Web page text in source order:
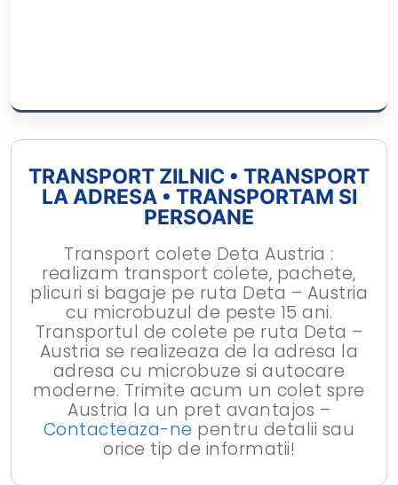
TRANSPORT ZILNIC • TRANSPORT
LA ADRESA • TRANSPORTAM SI
PERSOANE
Transport colete Deta Austria :
realizam transport colete, pachete,
plicuri si bagaje pe ruta Deta – Austria
cu microbuzul de peste 15 ani.
Transportul de colete pe ruta Deta –
Austria se realizeaza de la adresa la
adresa cu microbuze si autocare
moderne. Trimite acum un colet spre
Austria la un pret avantajos –
Contacteaza-ne pentru detalii sau
orice tip de informatii!